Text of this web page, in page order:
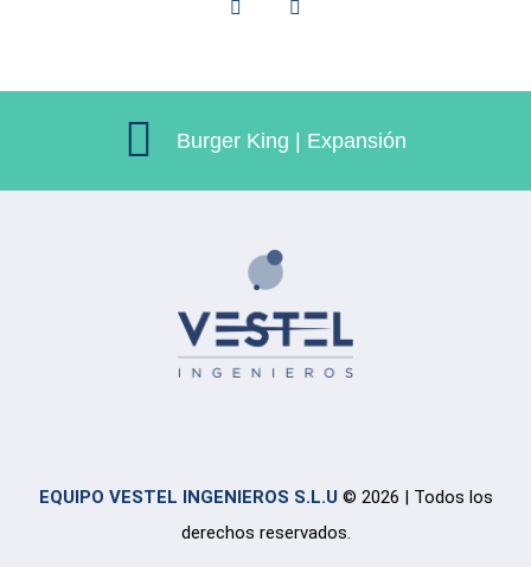
Burger King | Expansión
EQUIPO VESTEL INGENIEROS S.L.U© 2026 | Todos los
derechos reservados.